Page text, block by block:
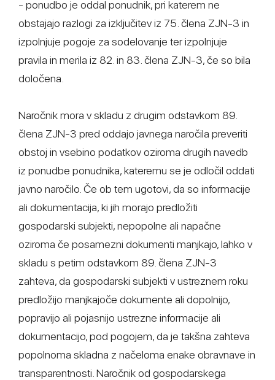
- ponudbo je oddal ponudnik, pri katerem ne
obstajajo razlogi za izključitev iz 75. člena ZJN-3 in
izpolnjuje pogoje za sodelovanje ter izpolnjuje
pravila in merila iz 82. in 83. člena ZJN-3, če so bila
določena.
Naročnik mora v skladu z drugim odstavkom 89.
člena ZJN-3 pred oddajo javnega naročila preveriti
obstoj in vsebino podatkov oziroma drugih navedb
iz ponudbe ponudnika, kateremu se je odločil oddati
javno naročilo. Če ob tem ugotovi, da so informacije
ali dokumentacija, ki jih morajo predložiti
gospodarski subjekti, nepopolne ali napačne
oziroma če posamezni dokumenti manjkajo, lahko v
skladu s petim odstavkom 89. člena ZJN-3
zahteva, da gospodarski subjekti v ustreznem roku
predložijo manjkajoče dokumente ali dopolnijo,
popravijo ali pojasnijo ustrezne informacije ali
dokumentacijo, pod pogojem, da je takšna zahteva
popolnoma skladna z načeloma enake obravnave in
transparentnosti. Naročnik od gospodarskega